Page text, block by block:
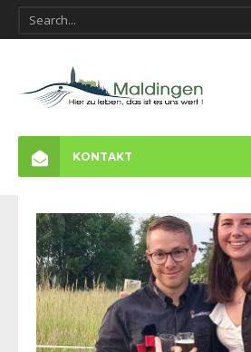
KONTAKT